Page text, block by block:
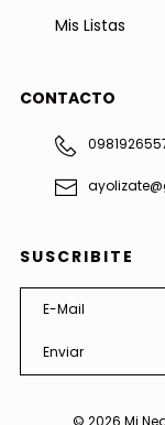
Mis Listas
CONTACTO
SUSCRIBITE
© 2026 Mi